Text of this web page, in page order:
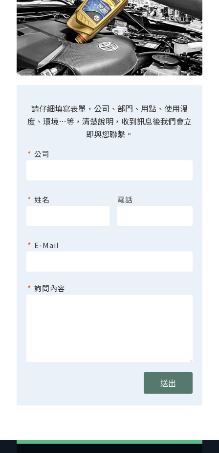
請仔細填寫表單，公司、部門、用點、使用溫
度、環境…等，清楚說明，收到訊息後我們會立
即與您聯繫。
* 公司
* 姓名 電話
* E-Mail
* 詢問內容